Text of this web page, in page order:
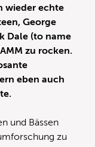
wieder echte
George
Dale (to name
zu rocken.
eben auch
und Bässen
zu